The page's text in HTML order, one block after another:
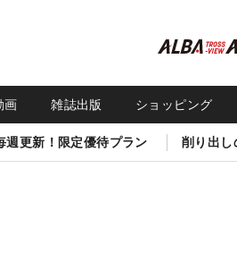
画 雑誌出版 ショッピング
週更新！限定優待プラン 削り出し